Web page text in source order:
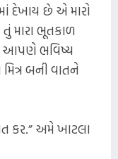
દેખાય છે એ મારો
મારા ભૂતકાળ
આપણે ભવિષ્ય
બની વાતને
કર.” અમે ખાટલા